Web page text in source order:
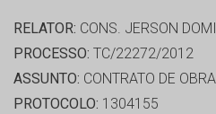
RELATOR: CONS. JERSON
PROCESSO: TC/22272/2012
ASSUNTO: CONTRATO DE
PROTOCOLO: 1304155